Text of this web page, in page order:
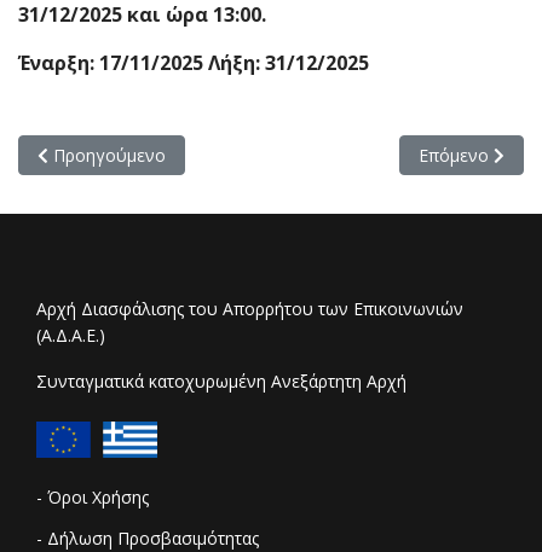
31/12/2025 και ώρα 13:00.
Έναρξη: 17/11/2025 Λήξη: 31/12/2025
Προηγούμενο άρθρο: Πρόσκληση διενέργειας διαβούλευσης
Προηγούμενο Επόμενο
Επόμενο
Αρχή Διασφάλισης του Απορρήτου των Επικοινωνιών
(Α.Δ.Α.Ε.)
Συνταγματικά κατοχυρωμένη Ανεξάρτητη Αρχή
- Όροι Χρήσης
- Δήλωση Προσβασιμότητας